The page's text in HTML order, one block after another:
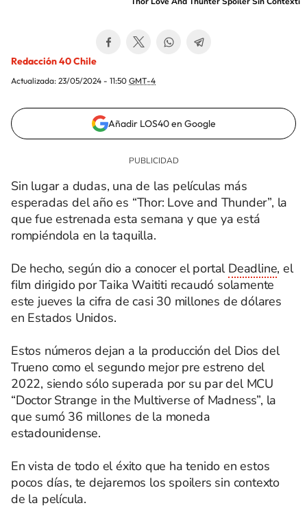
Redacción 40 Chile
Actualizada: 23/05/2024 - 11:50 GMT-4
Añadir LOS40 en Google
Sin lugar a dudas, una de las películas más
esperadas del año es “Thor: Love and Thunder”, la
que fue estrenada esta semana y que ya está
rompiéndola en la taquilla.
De hecho, según dio a conocer el portal Deadline, el
film dirigido por Taika Waititi recaudó solamente
este jueves la cifra de casi 30 millones de dólares
en Estados Unidos.
Estos números dejan a la producción del Dios del
Trueno como el segundo mejor pre estreno del
2022, siendo sólo superada por su par del MCU
“Doctor Strange in the Multiverse of Madness”, la
que sumó 36 millones de la moneda
estadounidense.
En vista de todo el éxito que ha tenido en estos
pocos días, te dejaremos los spoilers sin contexto
de la película.